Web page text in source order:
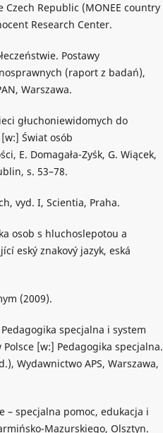
Republic (MONEE country
Research Center.
Postawy
(raport z badań),
Warszawa.
głuchoniewidomych do
Świat osób
E. Domagała-Zyśk, G. Wiącek,
s. 53–78.
vyd. I, Scientia, Praha.
osob s hluchoslepotou a
eský znakový jazyk, eská
(2009).
specjalna i system
[w:] Pedagogika specjalna.
Wydawnictwo APS, Warszawa,
– specjalna pomoc, edukacja i
Mazurskiego, Olsztyn.